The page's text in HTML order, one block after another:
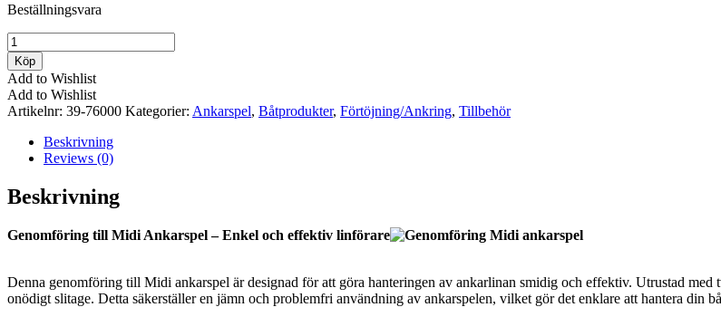
Beställningsvara
Genomföring
Midi
ankarspel
mängd
Köp
Add to Wishlist
Add to Wishlist
Artikelnr: 39-76000 Kategorier: Ankarspel, Båtprodukter, Förtöjning/Ankring, Tillbehör
Beskrivning
Reviews (0)
Beskrivning
Genomföring till Midi Ankarspel – Enkel och effektiv linförare
Denna genomföring till Midi ankarspel är designad för att göra hanteringen av ankarlinan smidig och effektiv. Utrustad
onödigt slitage. Detta säkerställer en jämn och problemfri användning av ankarspelen, vilket gör det enklare att hantera din